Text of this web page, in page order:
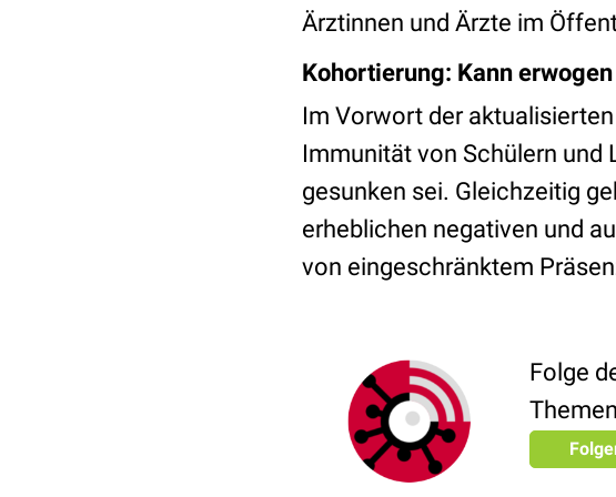
Ärztinnen und Ärzte im
Kohortierung: Kann
Im Vorwort der
Immunität von Schülern und
gesunken sei. Gleichzeitig
erheblichen negativen und
von eingeschränktem
Folge